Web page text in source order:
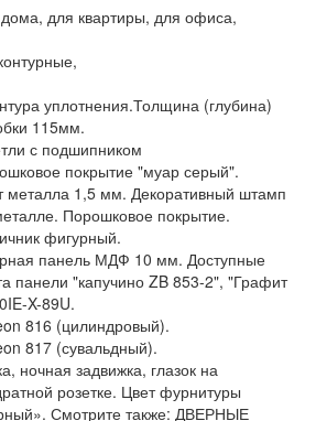
для квартиры, для офиса,
уплотнения.Толщина (глубина)
115мм.
с подшипником
покрытие "муар серый".
металла 1,5 мм. Декоративный штамп
Порошковое покрытие.
фигурный.
панель МДФ 10 мм. Доступные
панели "капучино ZB 853-2", "Графит
X-89U.
816 (цилиндровый).
817 (сувальдный).
ночная задвижка, глазок на
розетке. Цвет фурнитуры
Смотрите также: ДВЕРНЫЕ